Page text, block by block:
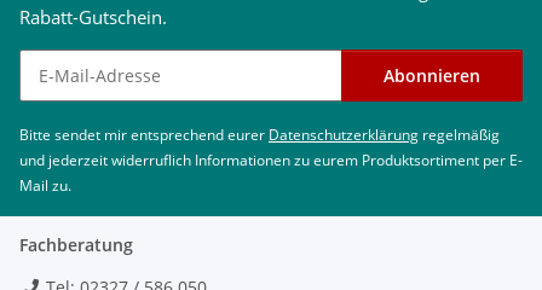
Rabatt-Gutschein.
Newsletter abonnieren Abonnieren
Bitte sendet mir entsprechend eurer Datenschutzerklärung regelmäßig
und jederzeit widerruflich Informationen zu eurem Produktsortiment per E-
Mail zu.
Fachberatung